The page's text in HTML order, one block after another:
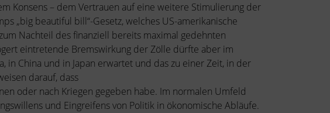
Konsens – dem Vertrauen auf eine weitere Stimulierung der
„big beautiful bill“-Gesetz, welches US-amerikanische
Nachteil des finanziell bereits maximal gedehnten
eintretende Bremswirkung der Zölle dürfte aber im
in China und in Japan erwartet und das zu einer Zeit, in der
darauf, dass
oder nach Kriegen gegeben habe. Im normalen Umfeld
und Eingreifens von Politik in ökonomische Abläufe.